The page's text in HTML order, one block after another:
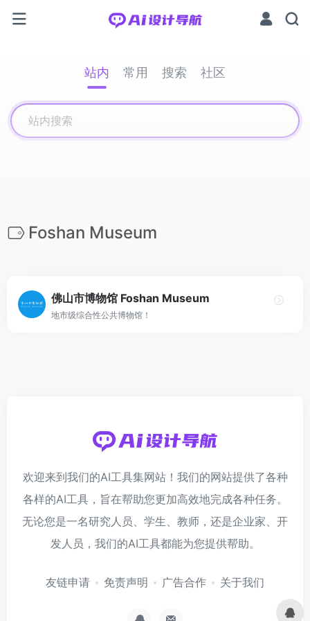
站内 常用 搜索 社区
Foshan Museum
佛山市博物馆 Foshan Museum
地市级综合性公共博物馆！
欢迎来到我们的AI工具集网站！我们的网站提供了各种
各样的AI工具，旨在帮助您更加高效地完成各种任务。
无论您是一名研究人员、学生、教师，还是企业家、开
发人员，我们的AI工具都能为您提供帮助。
友链申请 免责声明 广告合作 关于我们